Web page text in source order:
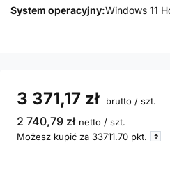
System operacyjny:Windows 11
3 371,17 zł brutto / szt.
2 740,79 zł netto / szt.
Możesz kupić za 33711.70 pkt.